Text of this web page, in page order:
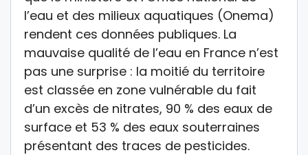
l’eau et des milieux aquatiques (Onema)
rendent ces données publiques. La
mauvaise qualité de l’eau en France n’est
pas une surprise : la moitié du territoire
est classée en zone vulnérable du fait
d’un excès de nitrates, 90 % des eaux de
surface et 53 % des eaux souterraines
présentant des traces de pesticides.